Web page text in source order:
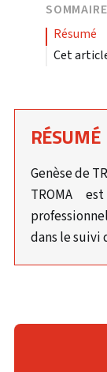
SOMMAIRE
résumé
Cet
RÉSUMÉ
Genèse de
TROMA
dans le suivi